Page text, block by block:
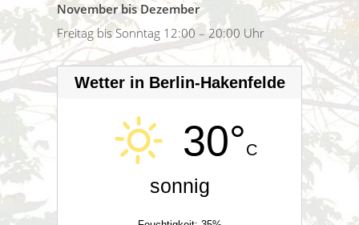
November bis Dezember
Freitag bis Sonntag 12:00 – 20:00 Uhr
Wetter in Berlin-Hakenfelde
30°C
sonnig